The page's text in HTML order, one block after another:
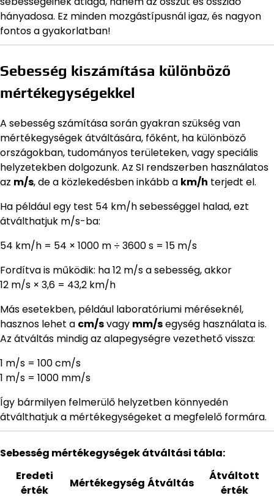
hányadosa. Ez minden mozgástípusnál igaz, és nagyon
fontos a gyakorlatban!
Sebesség kiszámítása különböző
mértékegységekkel
A sebesség számítása során gyakran szükség van
mértékegységek átváltására, főként, ha különböző
országokban, tudományos területeken, vagy speciális
helyzetekben dolgozunk. Az SI rendszerben használatos
az m/s, de a közlekedésben inkább a km/h terjedt el.
Ha például egy test 54 km/h sebességgel halad, ezt
átválthatjuk m/s-ba:
54 km/h = 54 × 1000 m ÷ 3600 s = 15 m/s
Fordítva is működik: ha 12 m/s a sebesség, akkor
12 m/s × 3,6 = 43,2 km/h
Más esetekben, például laboratóriumi méréseknél,
hasznos lehet a cm/svagy mm/segység használata is.
Az átváltás mindig az alapegységre vezethető vissza:
1 m/s = 100 cm/s
1 m/s = 1000 mm/s
Így bármilyen felmerülő helyzetben könnyedén
átválthatjuk a mértékegységeket a megfelelő formára.
Sebesség mértékegységek átváltási tábla:
Eredeti
érték
Mértékegység Átváltás
Átváltott
érték